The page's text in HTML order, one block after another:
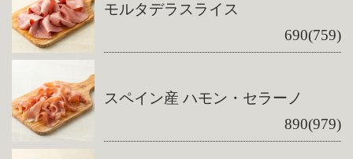
モルタデラスライス
690(759)
スペイン産 ハモン・セラーノ
890(979)